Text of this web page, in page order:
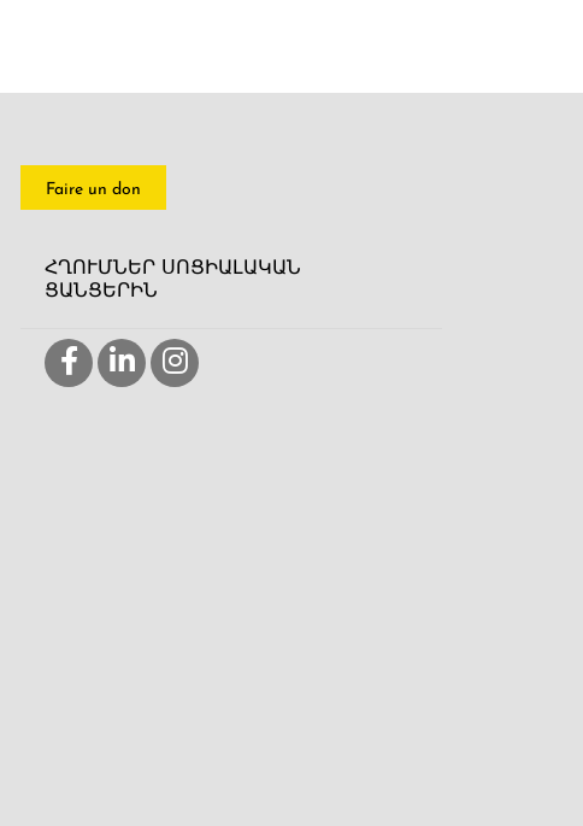
Faire un don
ՀՂՈՒՄՆԵՐ ՍՈՑԻԱԼԱԿԱՆ
ՑԱՆՑԵՐԻՆ